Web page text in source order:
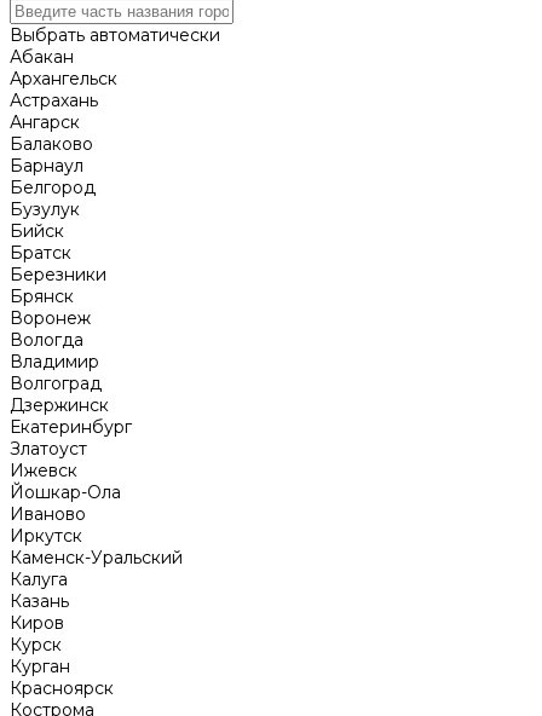
Выбрать автоматически
Абакан
Архангельск
Астрахань
Ангарск
Балаково
Барнаул
Белгород
Бузулук
Бийск
Братск
Березники
Брянск
Воронеж
Вологда
Владимир
Волгоград
Дзержинск
Екатеринбург
Златоуст
Ижевск
Йошкар-Ола
Иваново
Иркутск
Каменск-Уральский
Калуга
Казань
Киров
Курск
Курган
Красноярск
Кострома